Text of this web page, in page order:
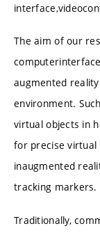
The aim of our
augmented
environment.
virtual objects in
for precise virtual
inaugmented
tracking markers.
Traditionally,